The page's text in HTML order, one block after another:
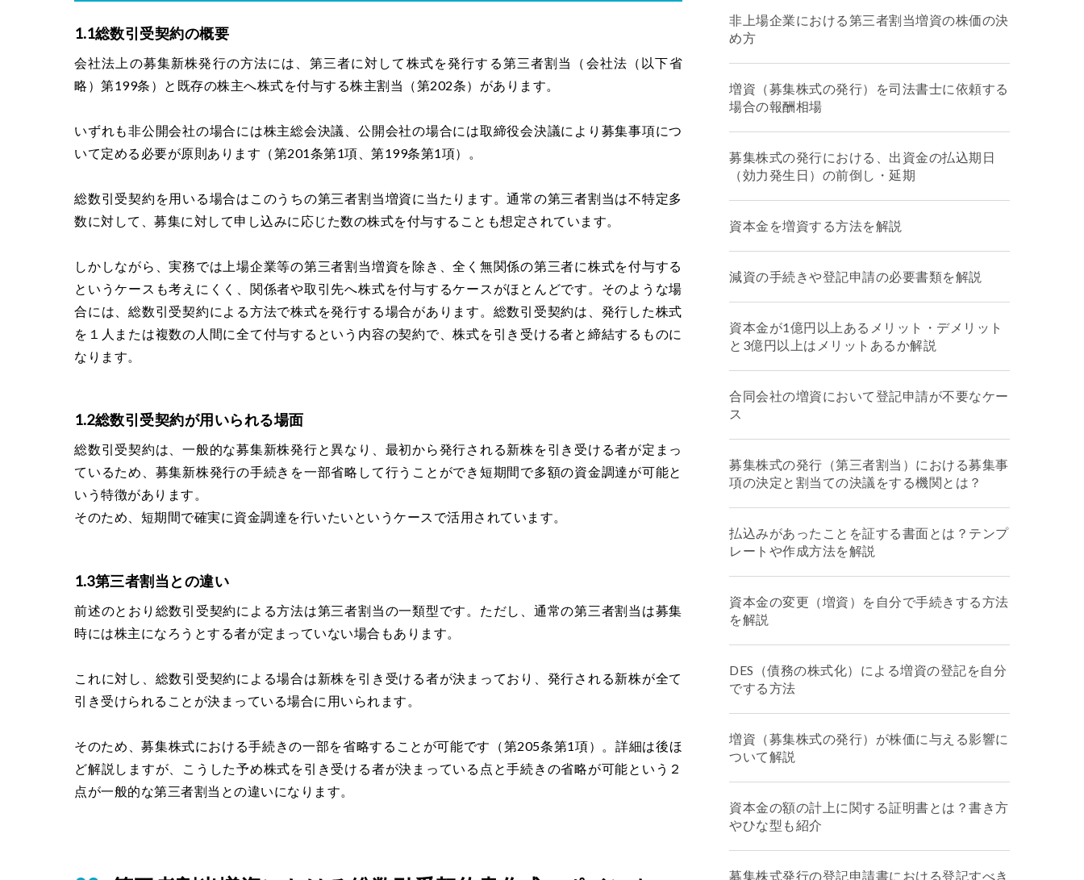
1.1総数引受契約の概要
会社法上の募集新株発行の方法には、第三者に対して株式を発行する第三者割当（会社法（以下省
略）第199条）と既存の株主へ株式を付与する株主割当（第202条）があります。
いずれも非公開会社の場合には株主総会決議、公開会社の場合には取締役会決議により募集事項につ
いて定める必要が原則あります（第201条第1項、第199条第1項）。
総数引受契約を用いる場合はこのうちの第三者割当増資に当たります。通常の第三者割当は不特定多
数に対して、募集に対して申し込みに応じた数の株式を付与することも想定されています。
しかしながら、実務では上場企業等の第三者割当増資を除き、全く無関係の第三者に株式を付与する
というケースも考えにくく、関係者や取引先へ株式を付与するケースがほとんどです。そのような場
合には、総数引受契約による方法で株式を発行する場合があります。総数引受契約は、発行した株式
を１人または複数の人間に全て付与するという内容の契約で、株式を引き受ける者と締結するものに
なります。
1.2総数引受契約が用いられる場面
総数引受契約は、一般的な募集新株発行と異なり、最初から発行される新株を引き受ける者が定まっ
ているため、募集新株発行の手続きを一部省略して行うことができ短期間で多額の資金調達が可能と
いう特徴があります。
そのため、短期間で確実に資金調達を行いたいというケースで活用されています。
1.3第三者割当との違い
前述のとおり総数引受契約による方法は第三者割当の一類型です。ただし、通常の第三者割当は募集
時には株主になろうとする者が定まっていない場合もあります。
これに対し、総数引受契約による場合は新株を引き受ける者が決まっており、発行される新株が全て
引き受けられることが決まっている場合に用いられます。
そのため、募集株式における手続きの一部を省略することが可能です（第205条第1項）。詳細は後ほ
ど解説しますが、こうした予め株式を引き受ける者が決まっている点と手続きの省略が可能という２
点が一般的な第三者割当との違いになります。
非上場企業における第三者割当増資の株価の決
め方
増資（募集株式の発行）を司法書士に依頼する
場合の報酬相場
募集株式の発行における、出資金の払込期日
（効力発生日）の前倒し・延期
資本金を増資する方法を解説
減資の手続きや登記申請の必要書類を解説
資本金が1億円以上あるメリット・デメリット
と3億円以上はメリットあるか解説
合同会社の増資において登記申請が不要なケー
ス
募集株式の発行（第三者割当）における募集事
項の決定と割当ての決議をする機関とは？
払込みがあったことを証する書面とは？テンプ
レートや作成方法を解説
資本金の変更（増資）を自分で手続きする方法
を解説
DES（債務の株式化）による増資の登記を自分
でする方法
増資（募集株式の発行）が株価に与える影響に
ついて解説
資本金の額の計上に関する証明書とは？書き方
やひな型も紹介
募集株式発行の登記申請書における登記すべき